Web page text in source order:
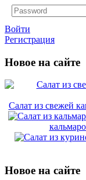
Войти
Регистрация
Новое на сайте
Салат из свежей
Новое на сайте